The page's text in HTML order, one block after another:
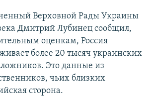
Верховной Рады Украины
Дмитрий Лубинец сообщил,
оценкам, Россия
более 20 тысяч украинских
Это данные из
чьих близких
сторона.